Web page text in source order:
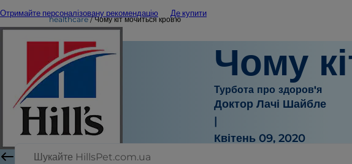
Отримайте персоналізовану рекомендацію Де купити
healthcare Чому кіт мочиться кров'ю
Чому
Турбота про здоров'я
Доктор Лачі Шайбле
|
Квітень 09, 2020